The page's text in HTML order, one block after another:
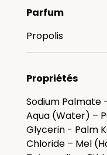
Parfum
Propolis
Propriétés
Sodium Palmate
Aqua (Water) –
Glycerin - Palm
Chloride – Mel